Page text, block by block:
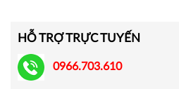
HỖ TRỢ TRỰC TUYẾN
0966.703.610